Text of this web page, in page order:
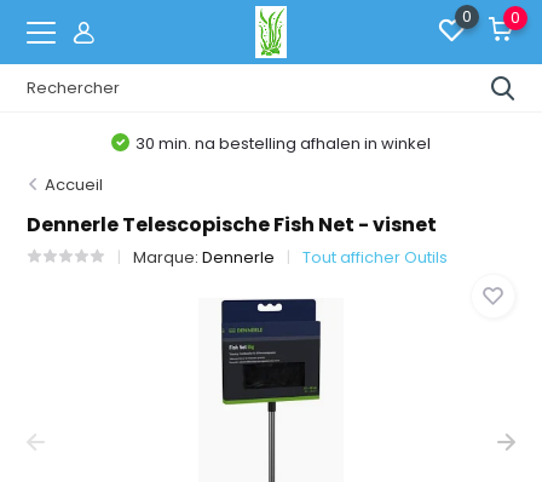
0 0
30 min. na bestelling afhalen in winkel
Accueil
Dennerle Telescopische Fish Net - visnet
Marque:Dennerle Tout afficher Outils